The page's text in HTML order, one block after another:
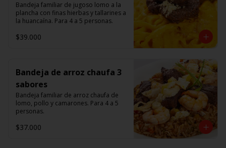
Bandeja familiar de jugoso lomo a la
plancha con finas hierbas y tallarines a
la huancaína. Para 4 a 5 personas.
$39.000
Bandeja de arroz chaufa 3
sabores
Bandeja familiar de arroz chaufa de
lomo, pollo y camarones. Para 4 a 5
personas.
$37.000